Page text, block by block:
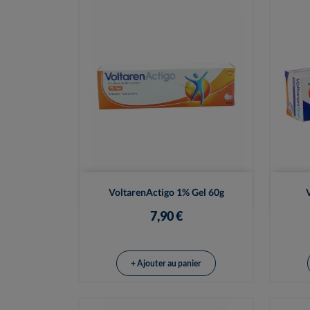
VoltarenActigo 1% Gel 60g
7,90 €
Vue rapide
+ Ajouter au panier